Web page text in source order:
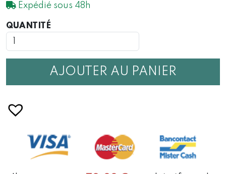
Expédié sous 48h
QUANTITÉ
À
SONS
AJOUTER AU PANIER